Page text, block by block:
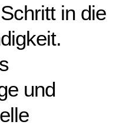
in die
und